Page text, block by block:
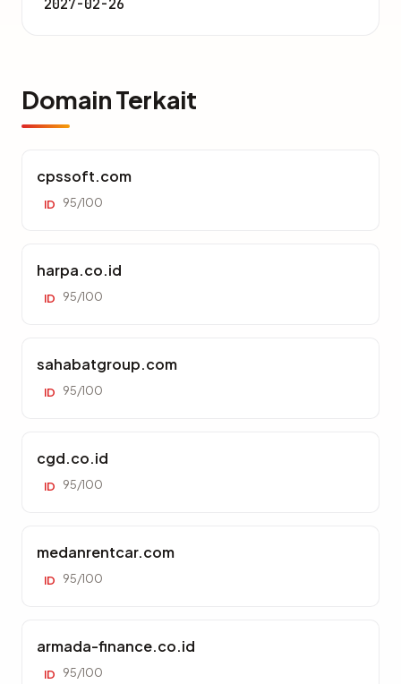
2027-02-26
Domain Terkait
cpssoft.com
ID 95/100
harpa.co.id
ID 95/100
sahabatgroup.com
ID 95/100
cgd.co.id
ID 95/100
medanrentcar.com
ID 95/100
armada-finance.co.id
ID 95/100